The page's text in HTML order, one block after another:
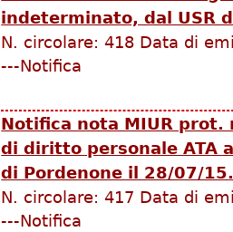
indeterminato, dal USR
N. circolare:418 Data di
---Notifica
Notifica nota MIUR
di diritto personale ATA
di Pordenone il 28/07/
N. circolare:417 Data di
---Notifica